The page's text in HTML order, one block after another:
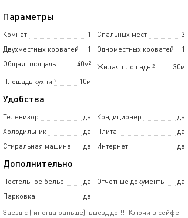
Параметры
Комнат 1 Спальных мест
3
Двухместных кроватей
1 Одноместных кроватей
1
Общая площадь
40м² Жилая площадь 30м
²
Площадь кухни
10м
²
Удобства
Телевизор да Кондиционер
да
Холодильник
да Плита
да
Стиральная машина
да Интернет да
Дополнительно
Постельное белье да Отчетные документы
да
Парковка
да
Заезд с ( иногда раньше), выезд до !!! Ключи в сейфе,